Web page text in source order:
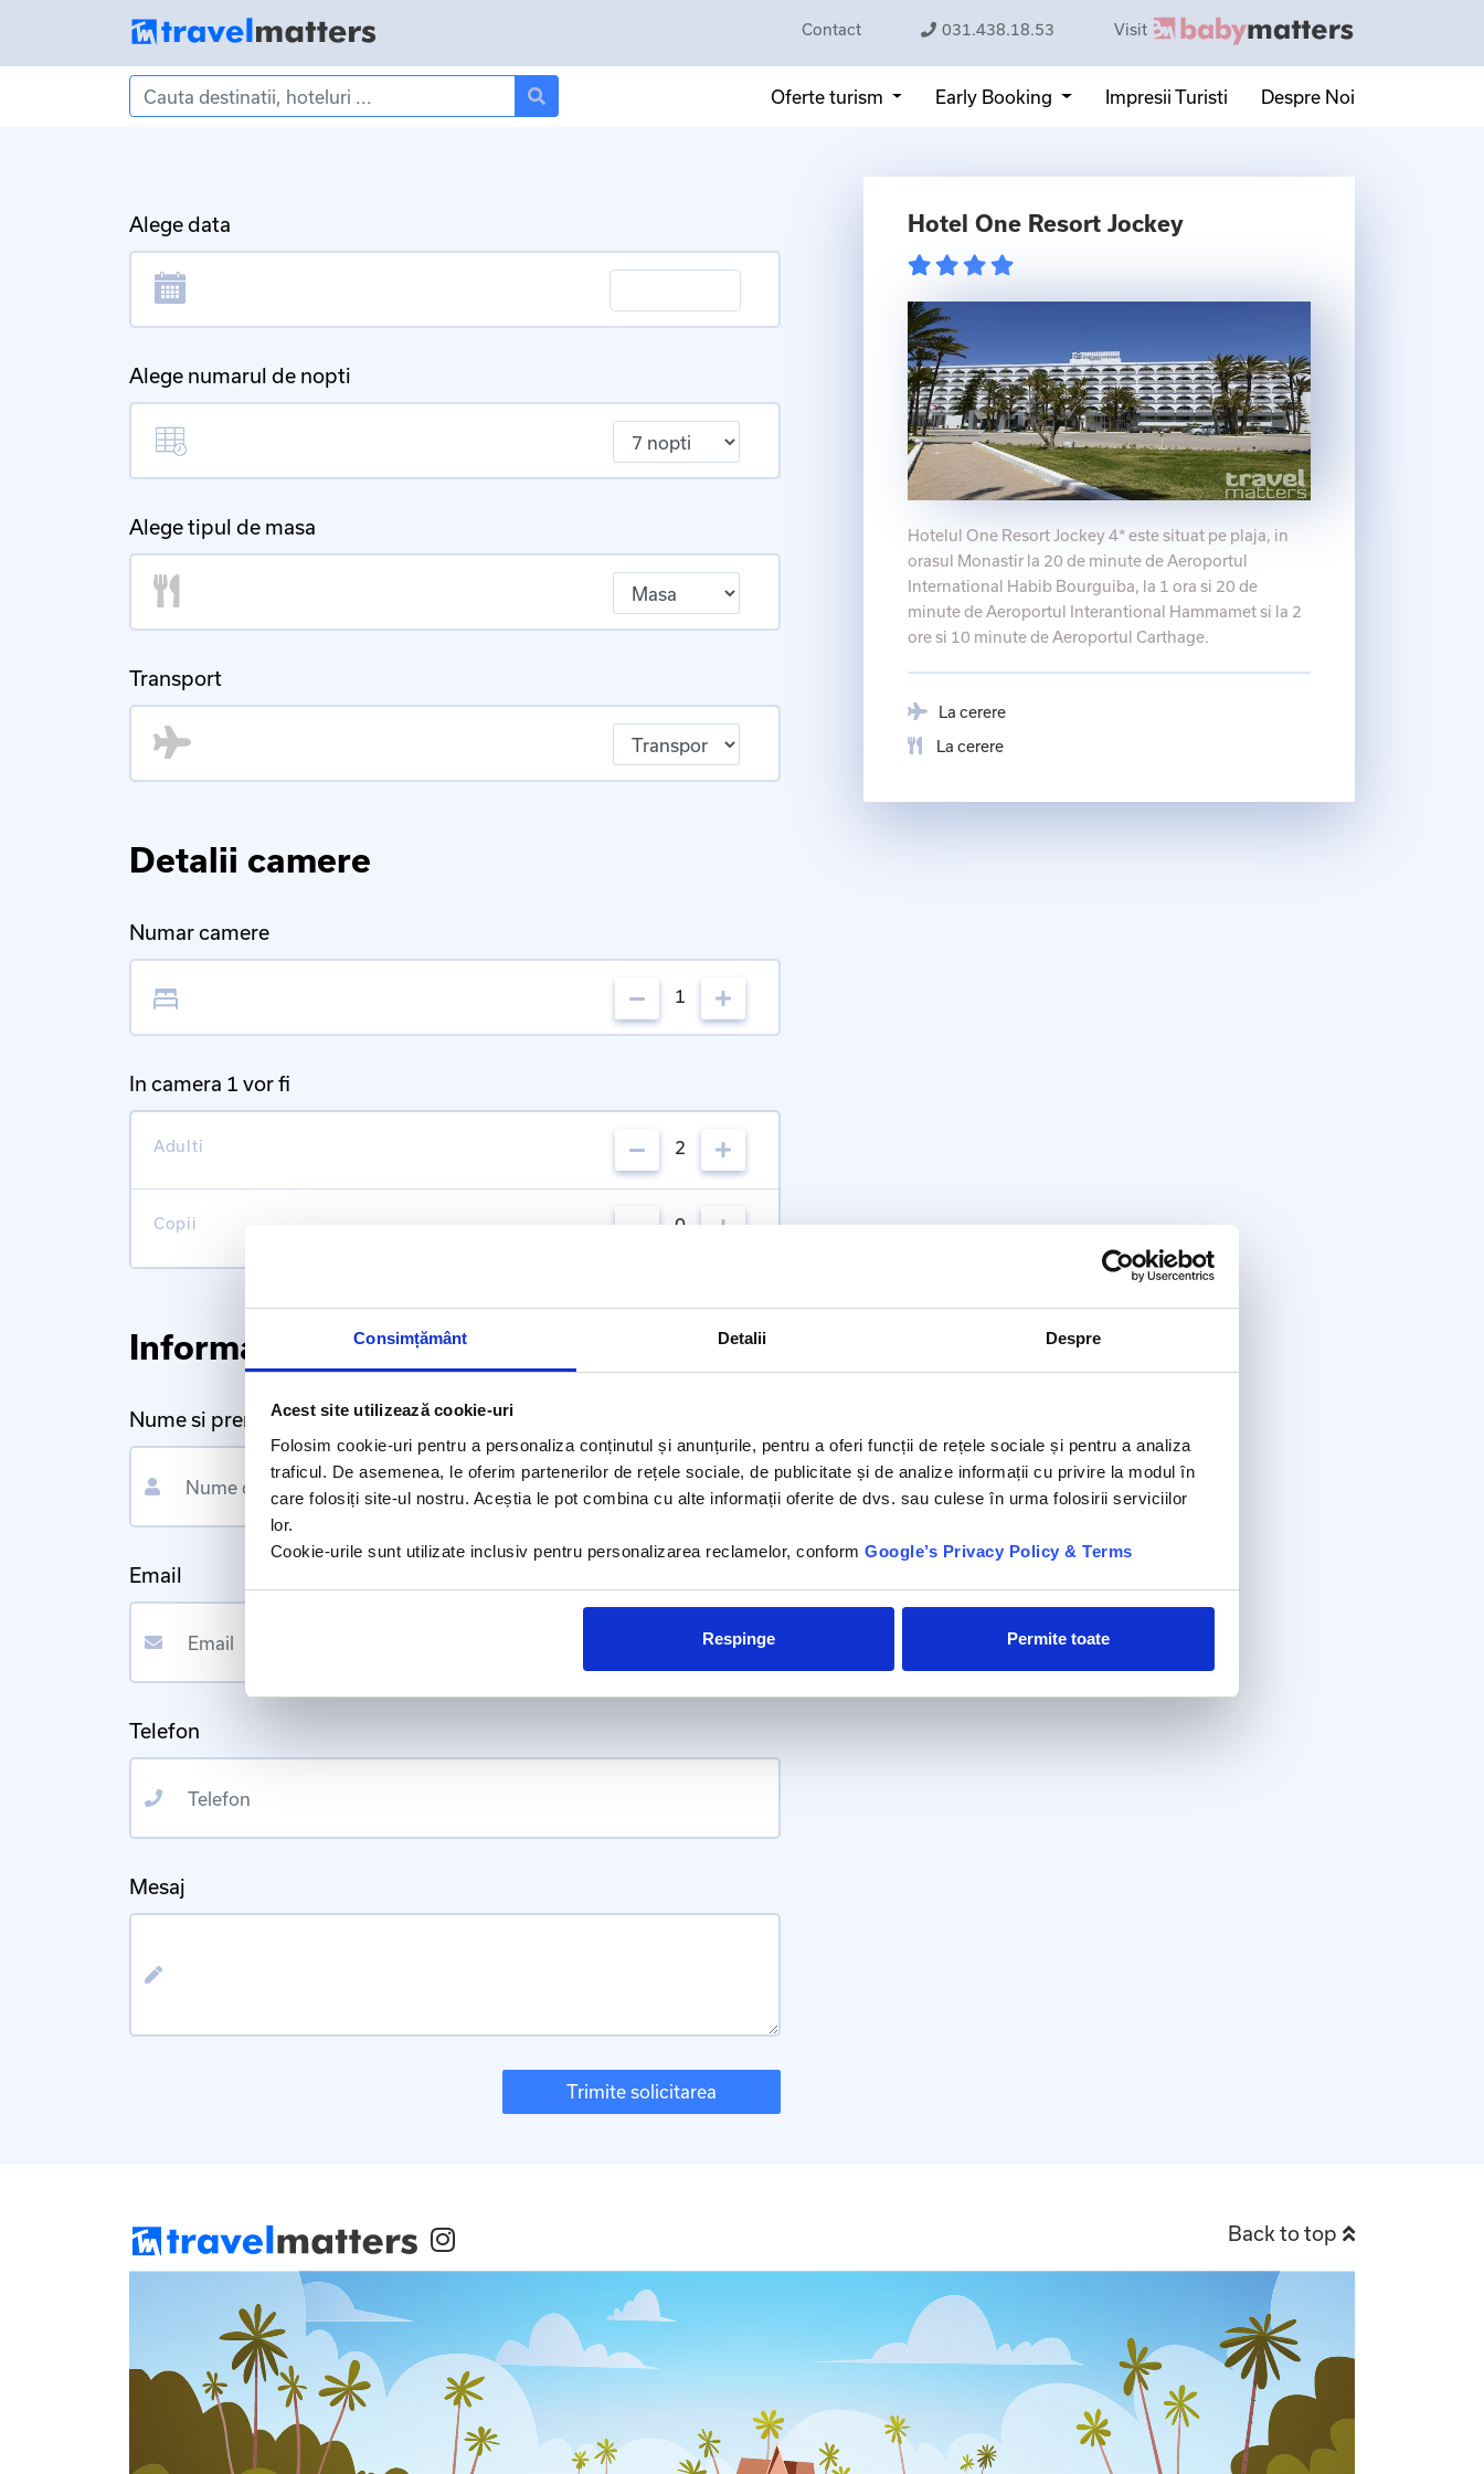
Consimțământ Detalii Despre
Acest site utilizează cookie-uri
Folosim cookie-uri pentru a personaliza conținutul și anunțurile, pentru a oferi funcții de rețele sociale și pentru a analiza
traficul. De asemenea, le oferim partenerilor de rețele sociale, de publicitate și de analize informații cu privire la modul în
care folosiți site-ul nostru. Aceștia le pot combina cu alte informații oferite de dvs. sau culese în urma folosirii serviciilor
lor.
Cookie-urile sunt utilizate inclusiv pentru personalizarea reclamelor, conform Google’s Privacy Policy & Terms
Respinge Permite toate
Contact 031.438.18.53 Visit
Oferte turism Early Booking Impresii Turisti Despre Noi
Alege data
Alege numarul de nopti
Alege tipul de masa
Transport
Detalii camere
Numar camere
1
In camera 1 vor fi
Adulti 2
Copii 0
Informatii personale
Nume si prenume
Email
Telefon
Mesaj
Trimite solicitarea
Hotel One Resort Jockey
Hotelul One Resort Jockey 4* este situat pe plaja, in
orasul Monastir la 20 de minute de Aeroportul
International Habib Bourguiba, la 1 ora si 20 de
minute de Aeroportul Interantional Hammamet si la 2
ore si 10 minute de Aeroportul Carthage.
La cerere
La cerere
Back to top